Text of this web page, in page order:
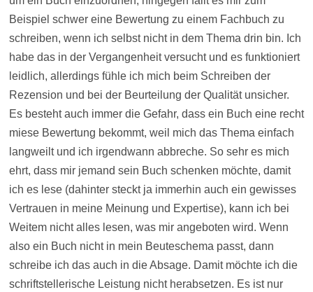
Beispiel schwer eine Bewertung zu einem Fachbuch zu
schreiben, wenn ich selbst nicht in dem Thema drin bin. Ich
habe das in der Vergangenheit versucht und es funktioniert
leidlich, allerdings fühle ich mich beim Schreiben der
Rezension und bei der Beurteilung der Qualität unsicher.
Es besteht auch immer die Gefahr, dass ein Buch eine recht
miese Bewertung bekommt, weil mich das Thema einfach
langweilt und ich irgendwann abbreche. So sehr es mich
ehrt, dass mir jemand sein Buch schenken möchte, damit
ich es lese (dahinter steckt ja immerhin auch ein gewisses
Vertrauen in meine Meinung und Expertise), kann ich bei
Weitem nicht alles lesen, was mir angeboten wird. Wenn
also ein Buch nicht in mein Beuteschema passt, dann
schreibe ich das auch in die Absage. Damit möchte ich die
schriftstellerische Leistung nicht herabsetzen. Es ist nur